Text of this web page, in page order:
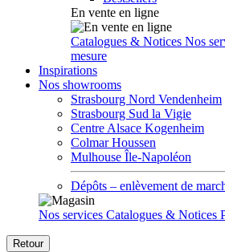
En vente en ligne
Catalogues & Notices Nos
mesure
Inspirations
Nos showrooms
Strasbourg Nord Vendenheim
Strasbourg Sud la Vigie
Centre Alsace Kogenheim
Colmar Houssen
Mulhouse Île-Napoléon
Dépôts – enlèvement de
Nos services Catalogues & Notices
Retour